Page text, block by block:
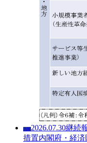
内閣2026.07.30継続
措置内閣府 ・ 経済